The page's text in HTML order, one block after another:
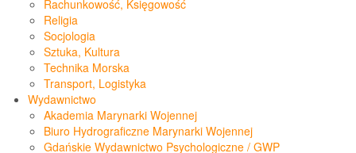
Rachunkowość, Księgowość
Religia
Socjologia
Sztuka, Kultura
Technika Morska
Transport, Logistyka
Wydawnictwo
Akademia Marynarki Wojennej
Biuro Hydrograficzne Marynarki Wojennej
Gdańskie Wydawnictwo Psychologiczne / GWP